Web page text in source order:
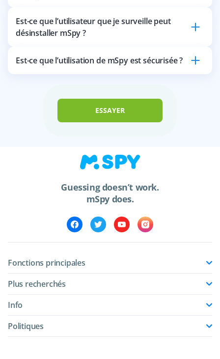
Est-ce que l’utilisateur que je surveille peut
désinstaller mSpy ?
Est-ce que l’utilisation de mSpy est sécurisée ?
ESSAYER
Guessing doesn’t work.
mSpy does.
Fonctions principales
Plus recherchés
Info
Politiques